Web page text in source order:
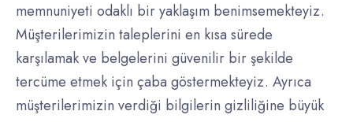
memnuniyeti odaklı bir yaklaşım benimsemekteyiz.
Müşterilerimizin taleplerini en kısa sürede
karşılamak ve belgelerini güvenilir bir şekilde
tercüme etmek için çaba göstermekteyiz. Ayrıca
müşterilerimizin verdiği bilgilerin gizliliğine büyük